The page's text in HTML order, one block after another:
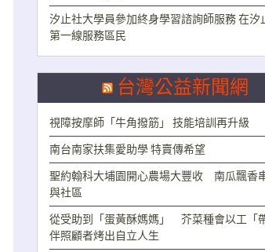
汐止社大學員參加終身學習諮詢師服務 在汐
第一線服務區民
台灣公益新聞網
視障按摩師「牛角撥筋」 技能培訓再升級
南台南家扶集愛助學 特賣傳希望
聖約翰科大埔園開心農場大豐收 南瓜飄香
與社區
從受助到「蛋黃酥媽媽」 芥菜種會以工「
伴照顧者烤出自立人生